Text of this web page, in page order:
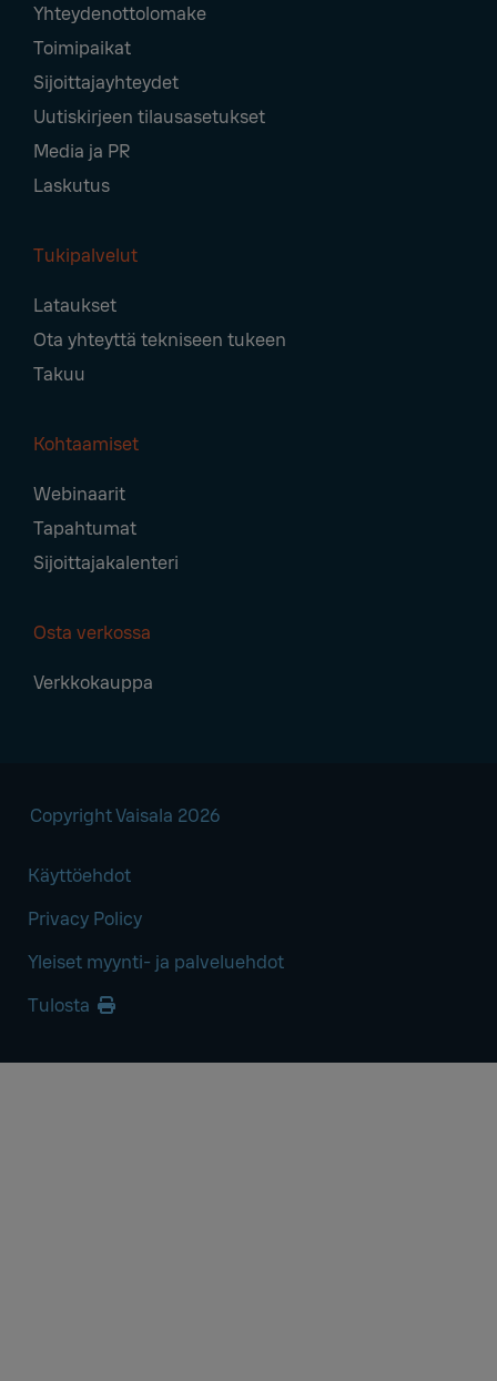
Navigation
Yhteydenottolomake
Toimipaikat
Sijoittajayhteydet
Uutiskirjeen tilausasetukset
Media ja PR
Laskutus
Tukipalvelut
Lataukset
Ota yhteyttä tekniseen tukeen
Takuu
Kohtaamiset
Webinaarit
Tapahtumat
Sijoittajakalenteri
Osta verkossa
Verkkokauppa
Copyright Vaisala 2026
Käyttöehdot
Privacy Policy
Yleiset myynti- ja palveluehdot
Tulosta